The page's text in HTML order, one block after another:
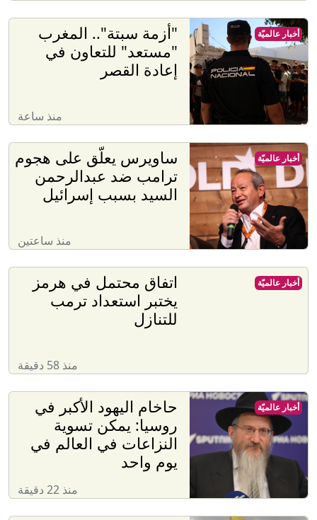
"أزمة سبتة".. المغرب
"مستعد" للتعاون في
إعادة القصر
منذ ساعة
أخبار عالميّة
ساويرس يعلّق على هجوم
ترامب ضد عبدالرحمن
السيد بسبب إسرائيل
منذ ساعتين
أخبار عالميّة
اتفاق محتمل في هرمز
يختبر استعداد ترمب
للتنازل
منذ 58 دقيقة
أخبار عالميّة
حاخام اليهود الأكبر في
روسيا: يمكن تسوية
النزاعات في العالم في
يوم واحد
منذ 22 دقيقة
أخبار عالميّة